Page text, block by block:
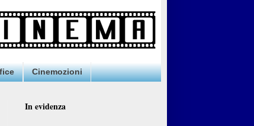
Cinemozioni
In evidenza